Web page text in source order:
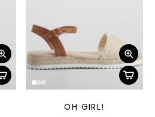
OH GIRL!